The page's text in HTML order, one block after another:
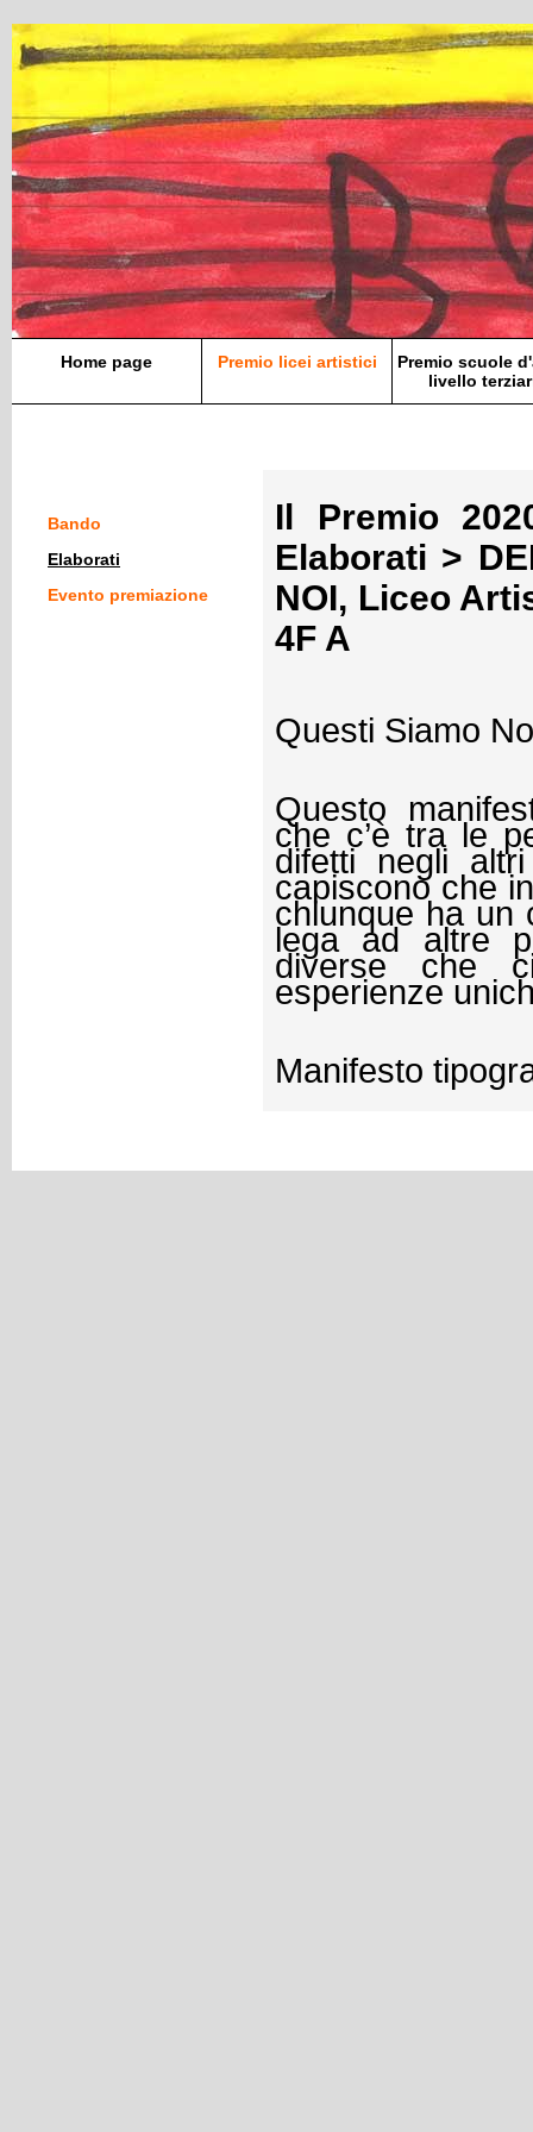
Home page Premio licei artistici
Premio scuole
livello
Bando
Elaborati
Evento premiazione
Il Premio
Elaborati >
NOI, Liceo
4F A
Questi Siamo
Questo
che c’è tra le
difetti negli
capiscono che
chiunque ha un
lega ad altre
diverse che
esperienze
Manifesto